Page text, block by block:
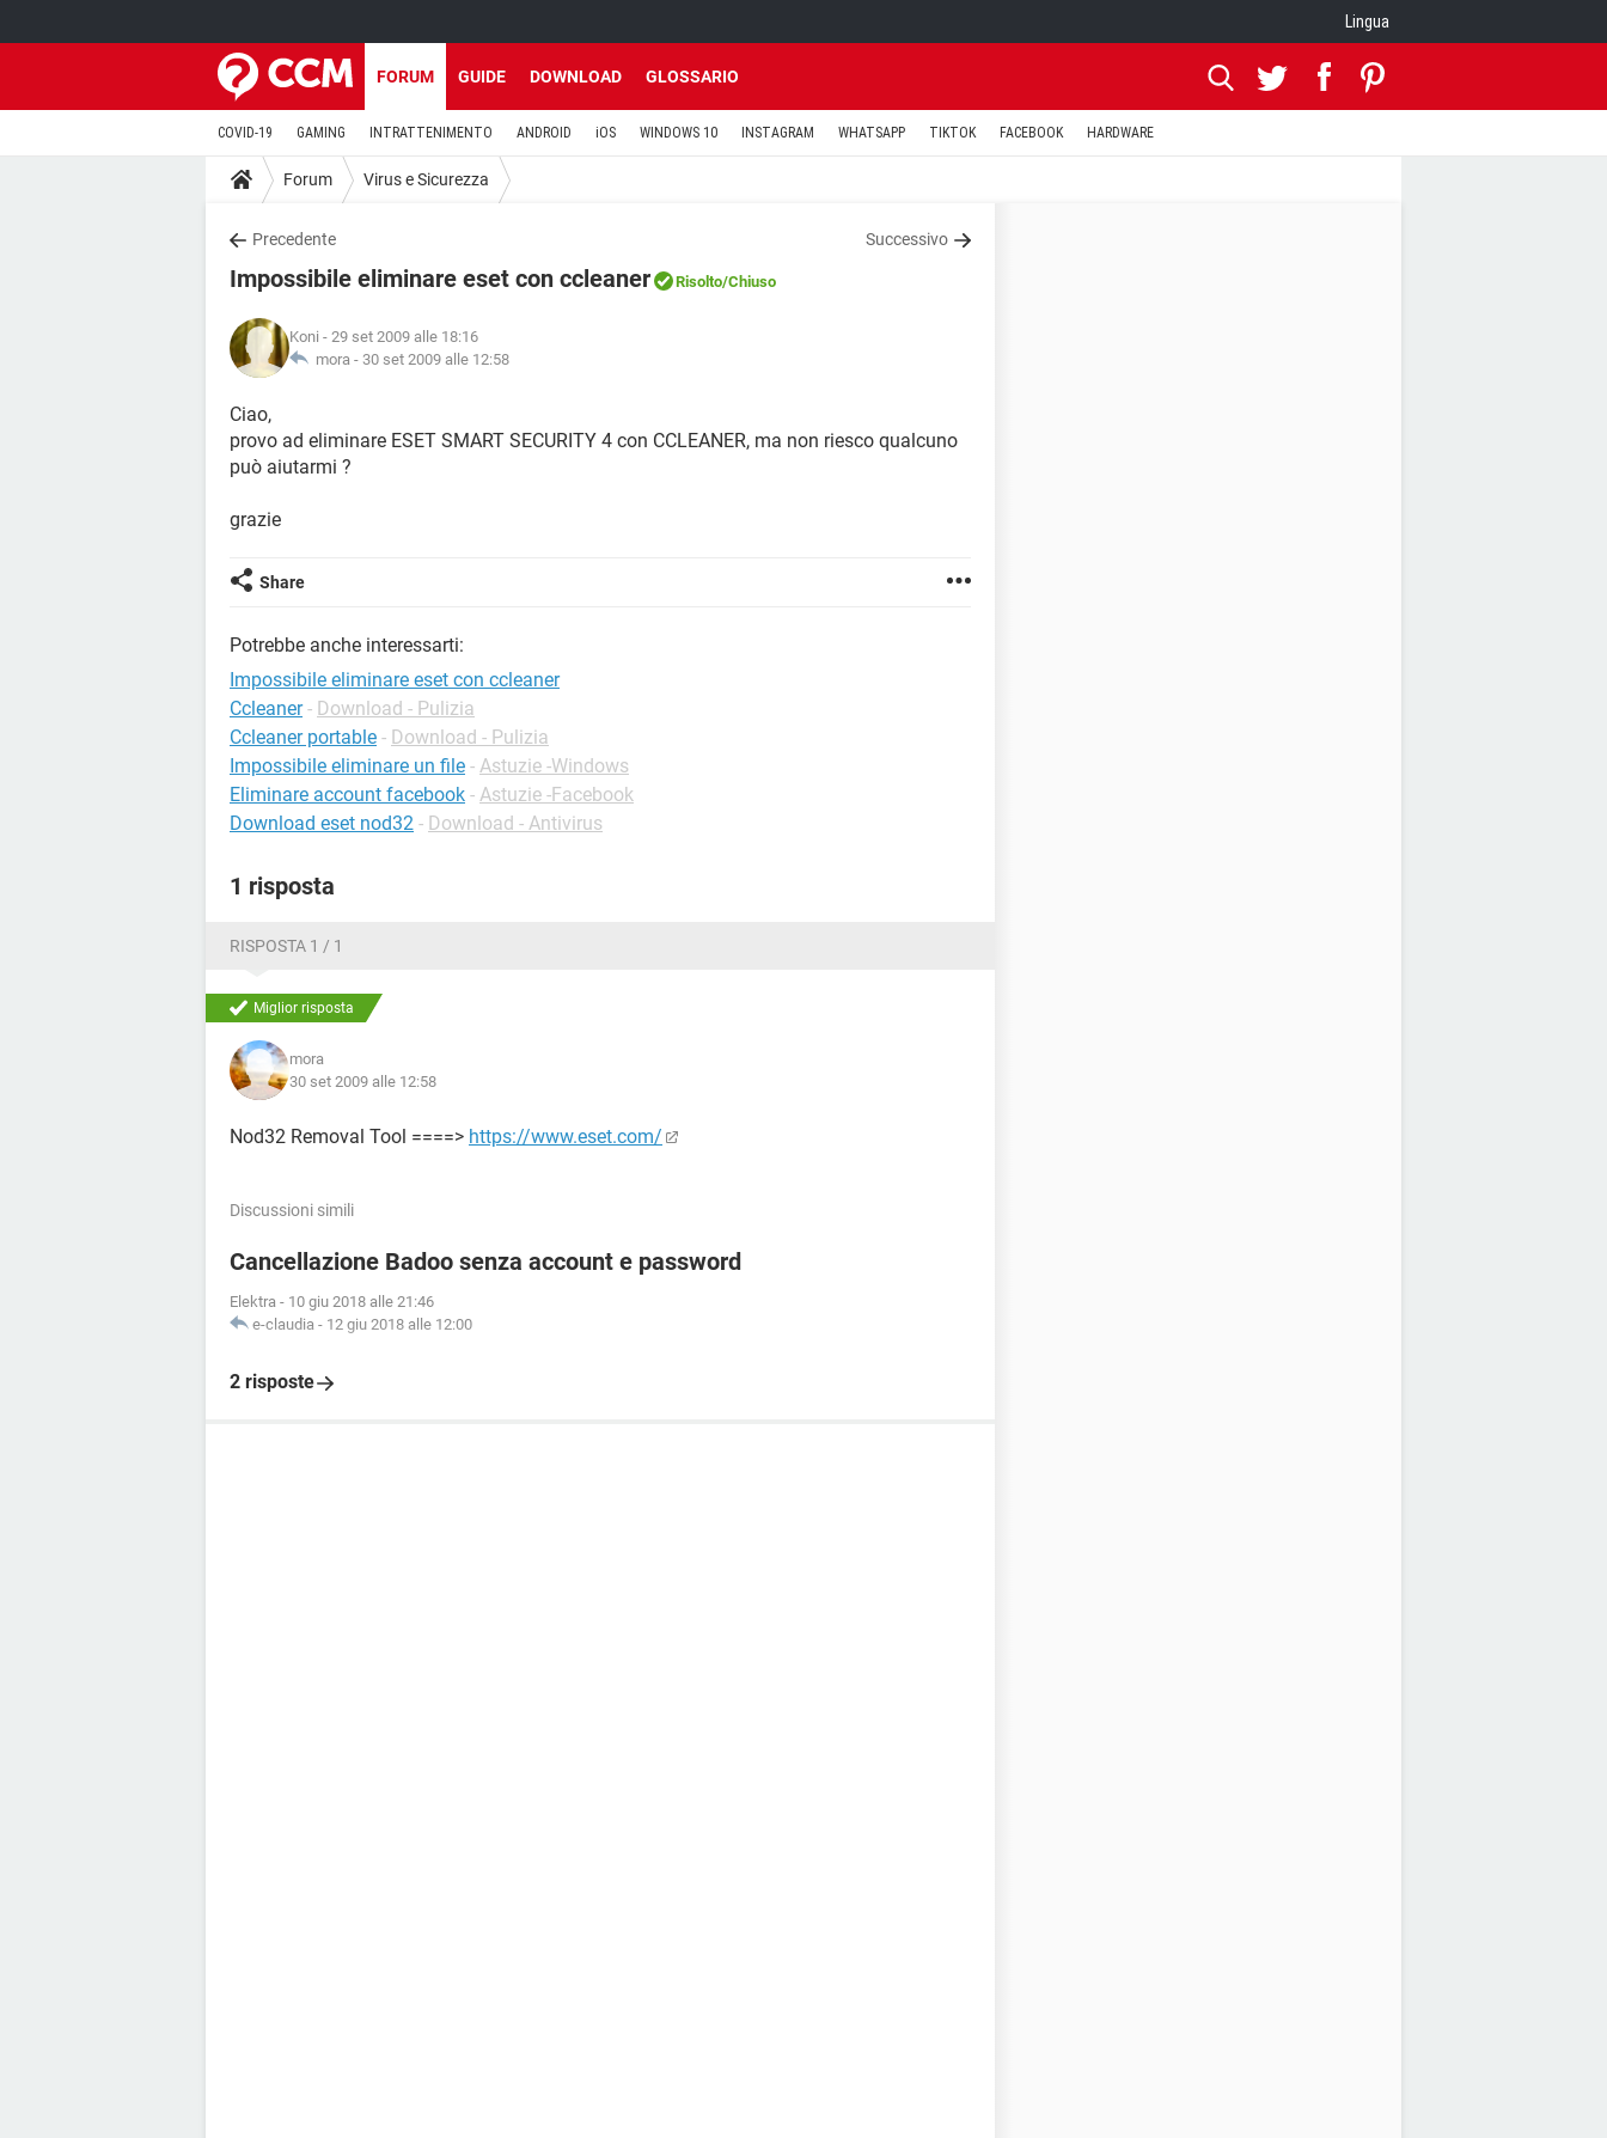
Lingua
FORUM GUIDE DOWNLOAD GLOSSARIO
COVID-19 GAMING INTRATTENIMENTO ANDROID iOS WINDOWS 10 INSTAGRAM WHATSAPP TIKTOK FACEBOOK HARDWARE
Forum Virus e Sicurezza
Precedente Successivo
Impossibile eliminare eset con ccleaner Risolto/Chiuso
Koni - 29 set 2009 alle 18:16
mora - 30 set 2009 alle 12:58
Ciao,
provo ad eliminare ESET SMART SECURITY 4 con CCLEANER, ma non riesco qualcuno
può aiutarmi ?
grazie
Share
Potrebbe anche interessarti:
Impossibile eliminare eset con ccleaner
Ccleaner - Download - Pulizia
Ccleaner portable - Download - Pulizia
Impossibile eliminare un file - Astuzie -Windows
Eliminare account facebook - Astuzie -Facebook
Download eset nod32 - Download - Antivirus
1 risposta
RISPOSTA 1 / 1
Miglior risposta
mora
30 set 2009 alle 12:58
Nod32 Removal Tool ====> https://www.eset.com/
Discussioni simili
Cancellazione Badoo senza account e password
Elektra - 10 giu 2018 alle 21:46
e-claudia - 12 giu 2018 alle 12:00
2 risposte